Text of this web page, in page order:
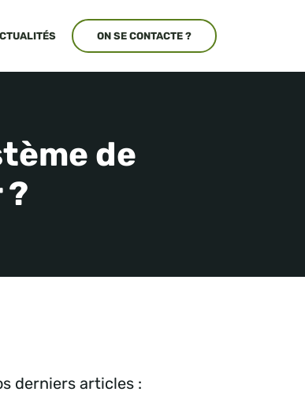
ON SE CONTACTE ?
de
derniers articles :